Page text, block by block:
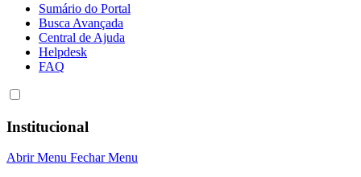
Sumário do Portal
Busca Avançada
Central de Ajuda
Helpdesk
FAQ
Institucional
Abrir Menu Fechar Menu